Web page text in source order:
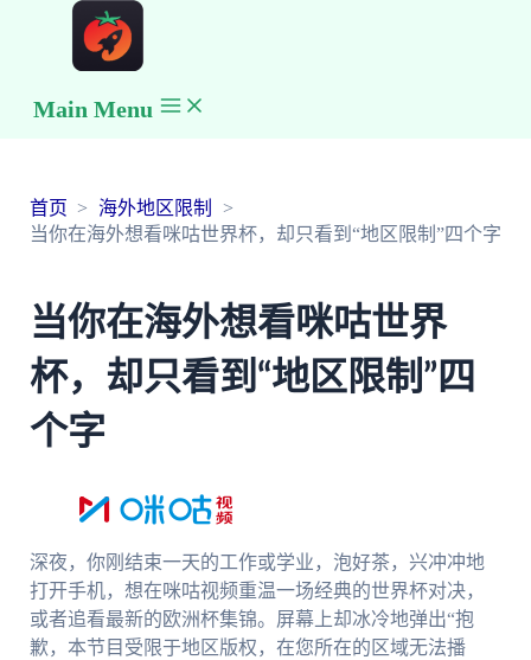
Main Menu
首页
海外地区限制
当你在海外想看咪咕世界杯，却只看到“地区限制”四个字
当你在海外想看咪咕世界
杯，却只看到“地区限制”四
个字
深夜，你刚结束一天的工作或学业，泡好茶，兴冲冲地
打开手机，想在咪咕视频重温一场经典的世界杯对决，
或者追看最新的欧洲杯集锦。屏幕上却冰冷地弹出“抱
歉，本节目受限于地区版权，在您所在的区域无法播